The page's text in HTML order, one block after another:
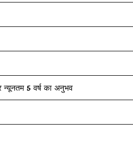
न्यूनतम 5 वर्ष का अनुभव